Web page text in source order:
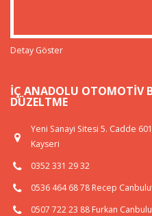
Detay Göster
İÇ ANADOLU OTOMOTIV
DÜZELTME
Yeni Sanayi Sitesi 5. Cadde
Kayseri
0352 331 29 32
0536 464 68 78 Recep
0507 722 23 88 Furkan